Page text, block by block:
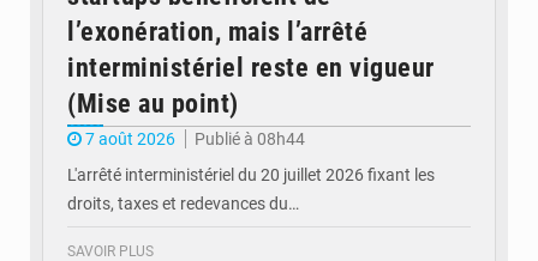
l’exonération, mais l’arrêté
interministériel reste en vigueur
(Mise au point)
7 août 2026
Publié à 08h44
L'arrêté interministériel du 20 juillet 2026 fixant les
droits, taxes et redevances du…
SAVOIR PLUS